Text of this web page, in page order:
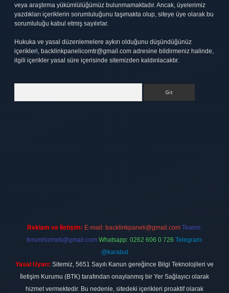
veya araştırma yükümlülüğümüz bulunmamaktadır. Ancak, üyelerimiz
yazdıkları içeriklerin sorumluluğunu taşımakta olup, siteye üye olarak bu
sorumluluğu kabul etmiş sayılırlar.
Hukuka ve yasal düzenlemelere aykırı olduğunu düşündüğünüz
içerikleri, backlinkpanelicomtr@gmail.com adresine bildirmeniz halinde,
ilgili içerikler yasal süre içerisinde sitemizden kaldırılacaktır.
Reklam ve İletişim: E-mail: backlinkpaneli@gmail.com Teams:
forumhizmeti@gmail.com Whatsapp: 0262 606 0 726 Telegram:
@karabul
Yasal Uyarı: Sitemiz, 5651 Sayılı Kanun gereğince Bilgi Teknolojileri ve
İletişim Kurumu (BTK) tarafından onaylanmış bir Yer Sağlayıcı olarak
hizmet vermektedir. Bu nedenle, sitedeki içerikleri proaktif olarak